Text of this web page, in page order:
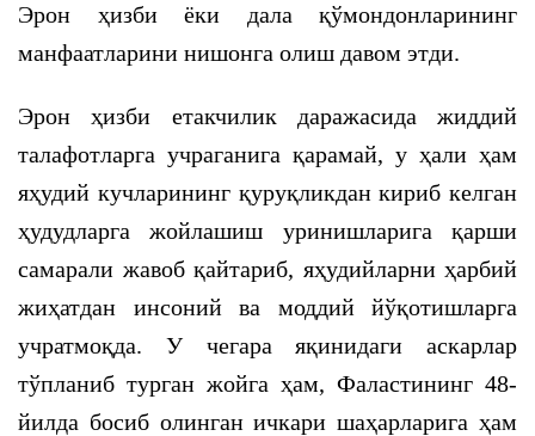
Эрон ҳизби ёки дала қўмондонларининг
манфаатларини нишонга олиш давом этди.
Эрон ҳизби етакчилик даражасида жиддий
талафотларга учраганига қарамай, у ҳали ҳам
яҳудий кучларининг қуруқликдан кириб келган
ҳудудларга жойлашиш уринишларига қарши
самарали жавоб қайтариб, яҳудийларни ҳарбий
жиҳатдан инсоний ва моддий йўқотишларга
учратмоқда. У чегара яқинидаги аскарлар
тўпланиб турган жойга ҳам, Фаластининг 48-
йилда босиб олинган ичкари шаҳарларига ҳам